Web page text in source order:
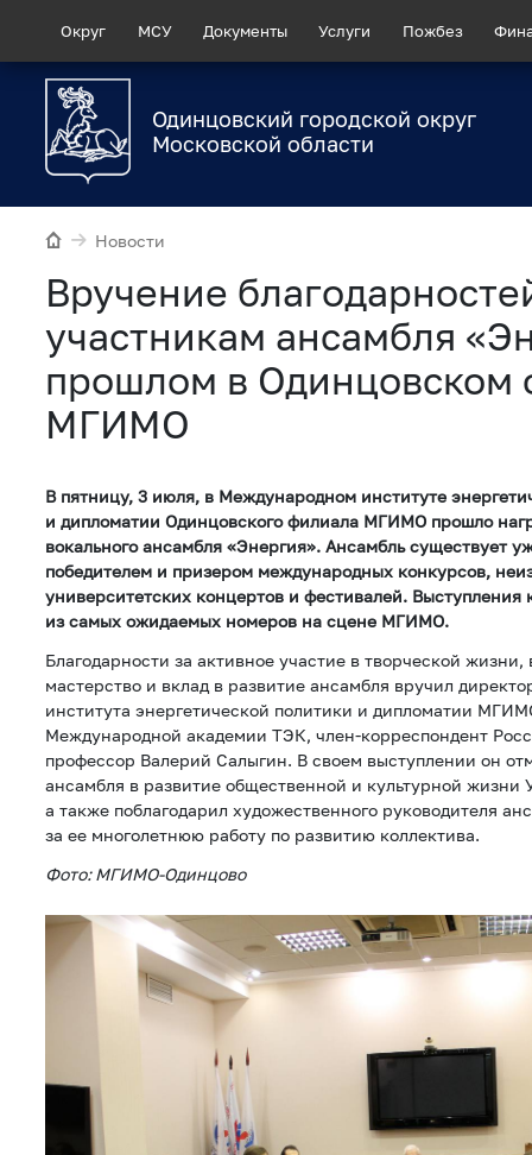
Округ МСУ Документы Услуги Пожбез
Одинцовский городской округ
Московской области
Новости
Вручение
участникам ансамбля
прошлом в Одинцовском
МГИМО
В пятницу, 3 июля, в Международном институте
и дипломатии Одинцовского филиала МГИМО прошло
вокального ансамбля «Энергия». Ансамбль существует
победителем и призером международных конкурсов,
университетских концертов и фестивалей. Выступления
из самых ожидаемых номеров на сцене МГИМО.
Благодарности за активное участие в творческой
мастерство и вклад в развитие ансамбля вручил
института энергетической политики и дипломатии
Международной академии ТЭК, член-корреспондент
профессор Валерий Салыгин. В своем выступлении он
ансамбля в развитие общественной и культурной
а также поблагодарил художественного руководителя
за ее многолетнюю работу по развитию коллектива.
Фото: МГИМО-Одинцово